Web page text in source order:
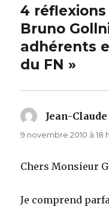
4 réflexions
Bruno
adhérents
du FN »
Jean-Claude
9 novembre 2010 à 18
Chers Monsieur
Je comprend